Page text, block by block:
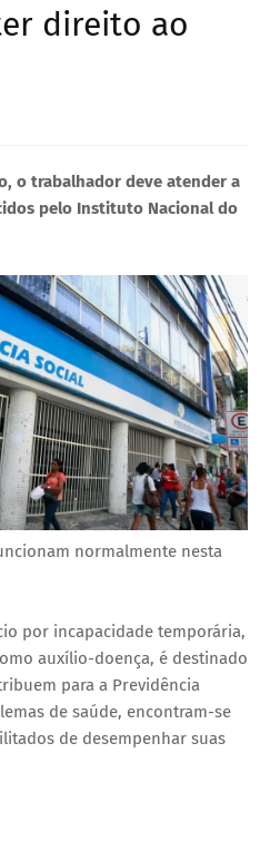
direito ao
o trabalhador deve atender a
pelo Instituto Nacional do
normalmente nesta
por incapacidade temporária,
auxílio-doença, é destinado
para a Previdência
de saúde, encontram-se
de desempenhar suas